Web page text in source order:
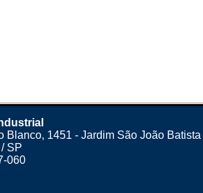
Blanco, 1451 - Jardim São João Batista
SP
060